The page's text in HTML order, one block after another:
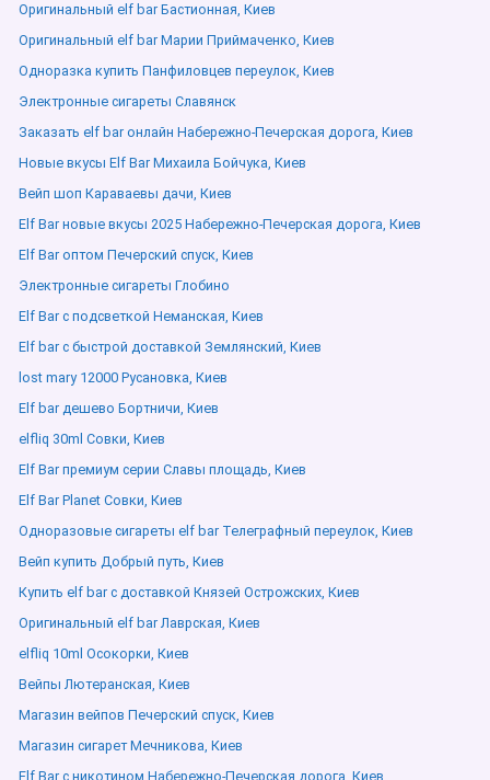
Оригинальный elf bar Бастионная, Киев
Оригинальный elf bar Марии Приймаченко, Киев
Одноразка купить Панфиловцев переулок, Киев
Электронные сигареты Славянск
Заказать elf bar онлайн Набережно-Печерская дорога, Киев
Новые вкусы Elf Bar Михаила Бойчука, Киев
Вейп шоп Караваевы дачи, Киев
Elf Bar новые вкусы 2025 Набережно-Печерская дорога, Киев
Elf Bar оптом Печерский спуск, Киев
Электронные сигареты Глобино
Elf Bar с подсветкой Неманская, Киев
Elf bar с быстрой доставкой Землянский, Киев
lost mary 12000 Русановка, Киев
Elf bar дешево Бортничи, Киев
elfliq 30ml Совки, Киев
Elf Bar премиум серии Славы площадь, Киев
Elf Bar Planet Совки, Киев
Одноразовые сигареты elf bar Телеграфный переулок, Киев
Вейп купить Добрый путь, Киев
Купить elf bar с доставкой Князей Острожских, Киев
Оригинальный elf bar Лаврская, Киев
elfliq 10ml Осокорки, Киев
Вейпы Лютеранская, Киев
Магазин вейпов Печерский спуск, Киев
Магазин сигарет Мечникова, Киев
Elf Bar с никотином Набережно-Печерская дорога, Киев